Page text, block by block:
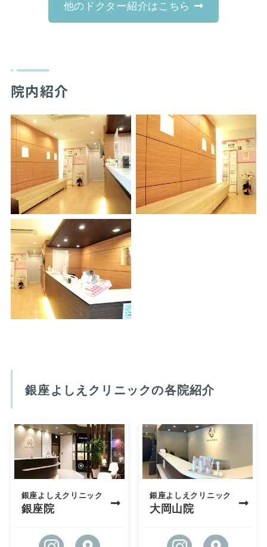
他のドクター紹介はこちら
院内紹介
銀座よしえクリニックの各院紹介
銀座よしえクリニック
銀座院
銀座よしえクリニック
大岡山院